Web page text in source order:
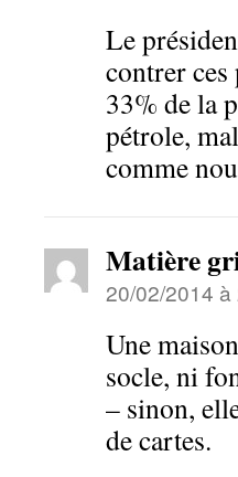
Le
contrer ces
33% de la
pétrole,
comme
Matière
20/02/2014 à
Une
socle, ni
– sinon,
de cartes.